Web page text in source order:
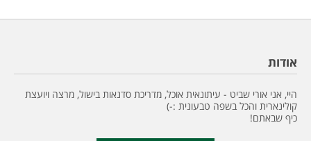
אודות
היי, אני אורי שביט - עיתונאית אוכל, מדריכת סדנאות בישול, מרצה ויועצת
קולינארית והכל בשפה טבעונית :-)
כיף שבאתם!